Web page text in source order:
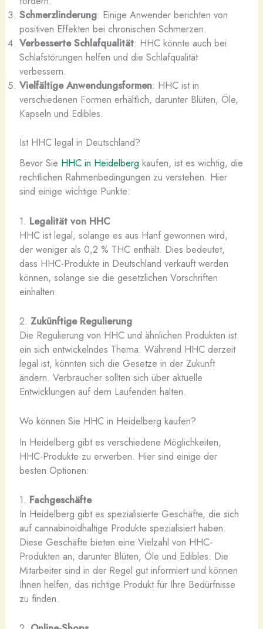
Schmerzlinderung: Einige Anwender berichten von
positiven Effekten bei chronischen Schmerzen.
Verbesserte Schlafqualität: HHC könnte auch bei
Schlafstörungen helfen und die Schlafqualität
verbessern.
Vielfältige Anwendungsformen: HHC ist in
verschiedenen Formen erhältlich, darunter Blüten, Öle,
Kapseln und Edibles.
Ist HHC legal in Deutschland?
Bevor Sie HHC in Heidelberg kaufen, ist es wichtig, die
rechtlichen Rahmenbedingungen zu verstehen. Hier
sind einige wichtige Punkte:
1. Legalität von HHC
HHC ist legal, solange es aus Hanf gewonnen wird,
der weniger als 0,2 % THC enthält. Dies bedeutet,
dass HHC-Produkte in Deutschland verkauft werden
können, solange sie die gesetzlichen Vorschriften
einhalten.
2. Zukünftige Regulierung
Die Regulierung von HHC und ähnlichen Produkten ist
ein sich entwickelndes Thema. Während HHC derzeit
legal ist, könnten sich die Gesetze in der Zukunft
ändern. Verbraucher sollten sich über aktuelle
Entwicklungen auf dem Laufenden halten.
Wo können Sie HHC in Heidelberg kaufen?
In Heidelberg gibt es verschiedene Möglichkeiten,
HHC-Produkte zu erwerben. Hier sind einige der
besten Optionen:
1. Fachgeschäfte
In Heidelberg gibt es spezialisierte Geschäfte, die sich
auf cannabinoidhaltige Produkte spezialisiert haben.
Diese Geschäfte bieten eine Vielzahl von HHC-
Produkten an, darunter Blüten, Öle und Edibles. Die
Mitarbeiter sind in der Regel gut informiert und können
Ihnen helfen, das richtige Produkt für Ihre Bedürfnisse
zu finden.